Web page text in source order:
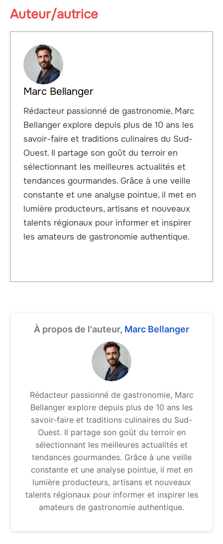
Auteur/autrice
Marc Bellanger
Rédacteur passionné de gastronomie, Marc
Bellanger explore depuis plus de 10 ans les
savoir-faire et traditions culinaires du Sud-
Ouest. Il partage son goût du terroir en
sélectionnant les meilleures actualités et
tendances gourmandes. Grâce à une veille
constante et une analyse pointue, il met en
lumière producteurs, artisans et nouveaux
talents régionaux pour informer et inspirer
les amateurs de gastronomie authentique.
À propos de l'auteur, Marc Bellanger
Rédacteur passionné de gastronomie, Marc
Bellanger explore depuis plus de 10 ans les
savoir-faire et traditions culinaires du Sud-
Ouest. Il partage son goût du terroir en
sélectionnant les meilleures actualités et
tendances gourmandes. Grâce à une veille
constante et une analyse pointue, il met en
lumière producteurs, artisans et nouveaux
talents régionaux pour informer et inspirer les
amateurs de gastronomie authentique.